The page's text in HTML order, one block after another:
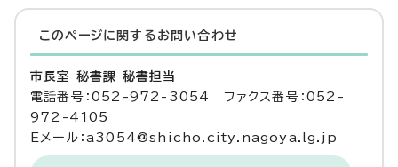
このページに関する お問い合わせ
市長室 秘書課 秘書担当
電話番号：052-972-3054 ファクス番号：052-
972-4105
Eメール：a3054@shicho.city.nagoya.lg.jp